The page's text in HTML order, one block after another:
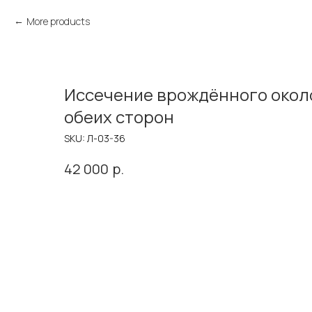
More products
Иссечение врождённого
обеих сторон
SKU: Л-03-36
42 000 р.